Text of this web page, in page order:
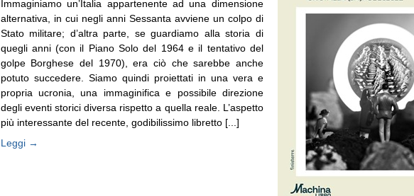
Immaginiamo un’Italia appartenente ad una dimensione
alternativa, in cui negli anni Sessanta avviene un colpo di
Stato militare; d’altra parte, se guardiamo alla storia di
quegli anni (con il Piano Solo del 1964 e il tentativo del
golpe Borghese del 1970), era ciò che sarebbe anche
potuto succedere. Siamo quindi proiettati in una vera e
propria ucronia, una immaginifica e possibile direzione
degli eventi storici diversa rispetto a quella reale. L’aspetto
più interessante del recente, godibilissimo libretto [...]
Leggi →